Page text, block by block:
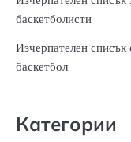
баскетболисти
Изчерпателен списък
баскетбол
Категории